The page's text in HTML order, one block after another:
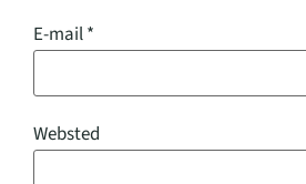
E-mail*
Websted